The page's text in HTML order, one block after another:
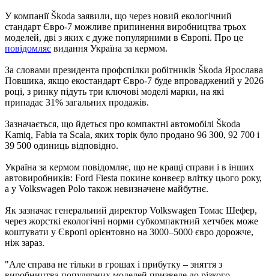
У компанії Škoda заявили, що через новий екологічний
стандарт Євро-7 можливе припинення виробництва трьох
моделей, дві з яких є дуже популярними в Європі. Про це
повідомляє видання Україна за кермом.
За словами президента профспілки робітників Škoda Ярослава
Повшика, якщо екостандарт Євро-7 буде впроваджений у 2026
році, з ринку підуть три ключові моделі марки, на які
припадає 31% загальних продажів.
Зазначається, що йдеться про компактні автомобілі Škoda
Kamiq, Fabia та Scala, яких торік було продано 96 300, 92 700 і
39 500 одиниць відповідно.
Україна за кермом повідомляє, що не кращі справи і в інших
автовиробників: Ford Fiesta покине конвеєр влітку цього року,
а у Volkswagen Polo також невизначене майбутнє.
Як зазначає генеральний директор Volkswagen Томас Шефер,
через жорсткі екологічні норми субкомпактний хетчбек може
коштувати у Європі орієнтовно на 3000–5000 євро дорожче,
ніж зараз.
"Але справа не тільки в грошах і прибутку – зняття з